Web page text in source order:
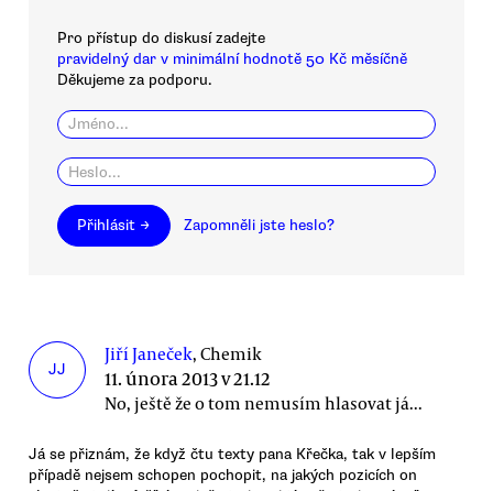
Pro přístup do diskusí zadejte
pravidelný dar v minimální hodnotě 50 Kč měsíčně
Děkujeme za podporu.
Přihlásit → Zapomněli jste heslo?
JJ
Jiří Janeček, Chemik
11. února 2013 v 21.12
No, ještě že o tom nemusím hlasovat já...
Já se přiznám, že když čtu texty pana Křečka, tak v lepším
případě nejsem schopen pochopit, na jakých pozicích on